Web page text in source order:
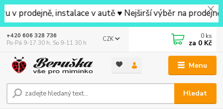
instalace v autě ♥ Nejširší výběr na prodejně
Menu
CZK
Hledat
+420 606 328 736
Po-Pá 9-17.30 h, So 9-11.30 h
0 ks
za 0 Kč